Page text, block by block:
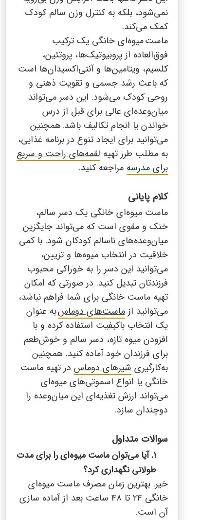
نمی‌شود، بلکه به کنترل وزن سالم کودک
کمک می‌کند.
ماستمیوه‌ای خانگی یک ترکیب
فوق‌العاده از پروبیوتیک‌ها، پروتئین،
کلسیم، ویتامین‌ها و آنتی‌اکسیدان‌ها است
که باعث رشد جسمی و تقویت ذهنی و
روحی کودک می‌شود. این دسر می‌تواند
میان‌وعده‌ای عالی برای قبل از درس
خواندن یا انجام تکالیف باشد.همچنین
می‌توانید برای ایجاد تنوع در برنامه غذایی،
به مطلب طرز تهیهلقمه‌های راحت و سریع
برای مدرسهمراجعه کنید.
کلام پایانی
ماست میوه‌ای خانگی یک دسر سالم،
خنک و مقوی است که می‌تواند جایگزین
میان‌وعده‌های ناسالم کودکان شود. با کمی
خلاقیت در انتخاب میوه‌ها و تزیین،
می‌توانید این دسر را به خوراکی محبوب
فرزندتان تبدیل کنید. در صورتی که امکان
تهیه ماست خانگی برای شما فراهم نباشد،
می‌توانید ازماست‌های دوماسبه عنوان
یک انتخاب باکیفیت استفاده کرده و با
افزودن میوه تازه، دسر سالم و خوش‌طعم
برای فرزندان خود آماده کنید. همچنین
به‌کارگیریشیرهای دوماس در تهیه ماست
خانگی یا انواع اسموتی‌های میوه‌ای
می‌تواند ارزش تغذیه‌ای این میان‌وعده را
دوچندان سازد.
سوالات متداول
1. آیا می‌توان ماست میوه‌ای را برای مدت
طولانی نگهداری کرد؟
خیر. بهترین زمان مصرف ماست میوه‌ای
خانگی ۲۴ تا ۴۸ ساعت بعد از آماده سازی
آن است.